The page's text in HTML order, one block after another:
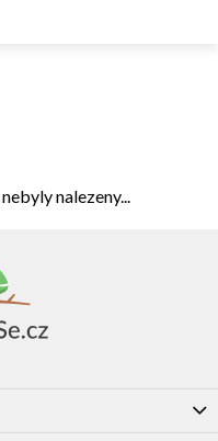
nebyly nalezeny...